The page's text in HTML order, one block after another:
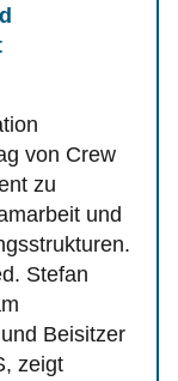
von Crew
zu
und
Stefan
Beisitzer
zeigt